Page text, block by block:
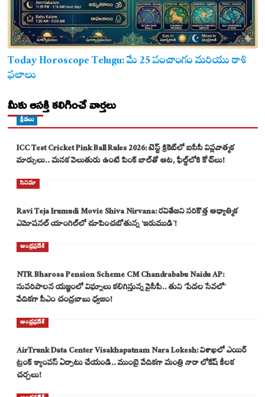
Today Horoscope Telugu: మే 25 పంచాంగం మరియు రాశి
ఫలాలు
మీకు ఆసక్తి కలిగించే వార్తలు
క్రీడలు
ICC Test Cricket Pink Ball Rules 2026: టెస్ట్ క్రికెట్‌లో ఐసీసీ విప్లవాత్మక
మార్పులు.. మసక వెలుతురు ఉంటే పింక్ బాల్‌తో ఆట, ఫీల్డ్‌లోకి కోచ్‌లు!
సినిమా
Ravi Teja Irumudi Movie Shiva Nirvana: రవితేజని సరికొత్త ఆధ్యాత్మిక
ఎమోషనల్ యాంగిల్‌లో చూపించబోతున్న ‘ఇరుముడి`!
ఆంధ్రప్రదేశ్
NTR Bharosa Pension Scheme CM Chandrababu Naidu AP:
సుపరిపాలన యజ్ఞంలో విఘ్నాలు కలిగిస్తున్న వైసీపీ.. తుని ‘పేదల సేవలో’
వేదికగా సీఎం చంద్రబాబు ధ్వజం!
ఆంధ్రప్రదేశ్
AirTrunk Data Center Visakhapatnam Nara Lokesh: విశాఖలో ఎయిర్
ట్రంక్ క్యాంపస్ ఏర్పాటు చేయండి.. ముంబై వేదికగా మంత్రి నారా లోకేష్ కీలక
చర్చలు!